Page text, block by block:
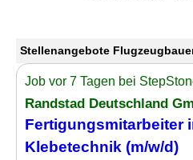
Stellenangebote
Job vor 7 Tagen bei
Randstad Deutschland
Fertigungsmitarbeiter
Klebetechnik (m/w/d)